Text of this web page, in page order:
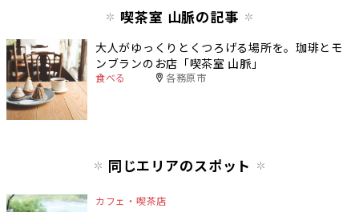
喫茶室 山脈の記事
大人がゆっくりとくつろげる場所を。珈琲とモ
ンブランのお店「喫茶室 山脈」
食べる 各務原市
同じエリアのスポット
カフェ・喫茶店